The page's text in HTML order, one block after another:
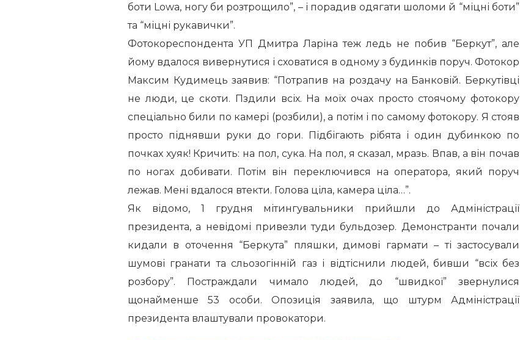
боти Lowa, ногу би розтрощило”, – і порадив одягати шоломи й “міцні боти”
та “міцні рукавички”.
Фотокореспондента УП Дмитра Ларіна теж ледь не побив “Беркут”, але
йому вдалося вивернутися і сховатися в одному з будинків поруч. Фотокор
Максим Кудимець заявив: “Потрапив на роздачу на Банковій. Беркутівці
не люди, це скоти. Пздили всіх. На моїх очах просто стоячому фотокору
спеціально били по камері (розбили), а потім і по самому фотокору. Я стояв
просто піднявши руки до гори. Підбігають рібята і один дубинкою по
почках хуяк! Кричить: на пол, сука. На пол, я сказал, мразь. Впав, а він почав
по ногах добивати. Потім він переключився на оператора, який поруч
лежав. Мені вдалося втекти. Голова ціла, камера ціла…”.
Як відомо, 1 грудня мітингувальники прийшли до Адміністрації
президента, а невідомі привезли туди бульдозер. Демонстранти почали
кидали в оточення “Беркута” пляшки, димові гармати – ті застосували
шумові гранати та сльозогінній газ і відтіснили людей, бивши “всіх без
розбору”. Постраждали чимало людей, до “швидкої” звернулися
щонайменше 53 особи. Опозиція заявила, що штурм Адміністрації
президента влаштували провокатори.